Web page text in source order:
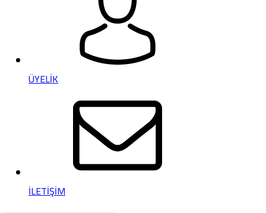
ÜYELİK
İLETİŞİM